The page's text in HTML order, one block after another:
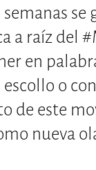
semanas
a raíz del
en
o
de este
nueva